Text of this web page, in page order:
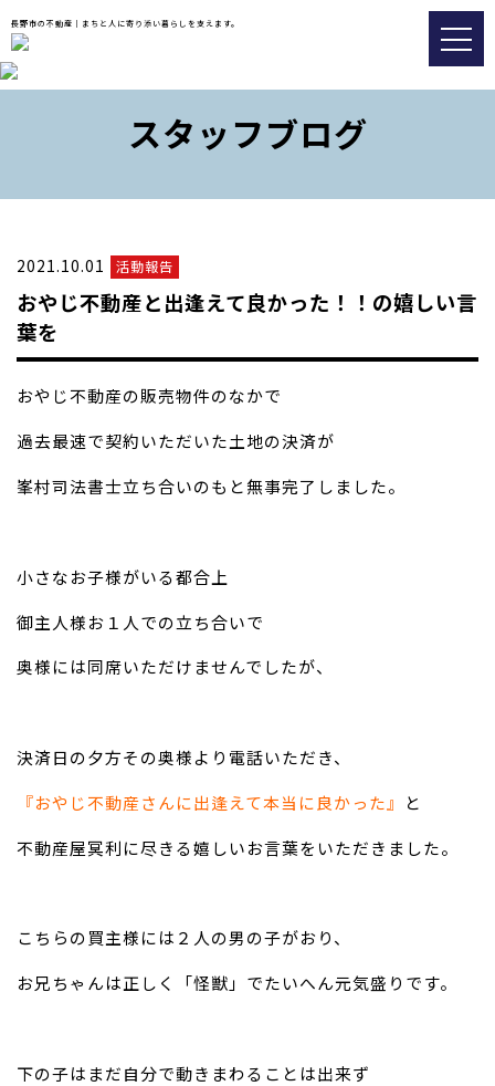
長野市の不動産｜まちと人に寄り添い暮らしを支えます。
026-217-8533
おすすめ物件
スタッフブログ
スタッフブログ
2021.10.01 活動報告
おやじ不動産と出逢えて良かった！！の嬉しい言
葉を
おやじ不動産の販売物件のなかで
過去最速で契約いただいた土地の決済が
峯村司法書士立ち合いのもと無事完了しました。
小さなお子様がいる都合上
御主人様お１人での立ち合いで
奥様には同席いただけませんでしたが、
決済日の夕方その奥様より電話いただき、
『おやじ不動産さんに出逢えて本当に良かった』
と
不動産屋冥利に尽きる嬉しいお言葉をいただきました。
こちらの買主様には２人の男の子がおり、
お兄ちゃんは正しく「怪獣」でたいへん元気盛りです。
下の子はまだ自分で動きまわることは出来ず